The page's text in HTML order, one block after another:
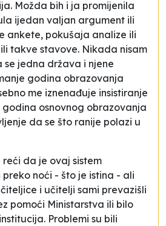
Možda bih i ja promijenila
ijedan valjan argument ili
ankete, pokušaja analize ili
takve stavove. Nikada nisam
jedna država i njene
godina obrazovanja
me iznenađuje insistiranje
godina osnovnog obrazovanja
da se što ranije polazi u
da je ovaj sistem
noći - što je istina - ali
i učitelji sami prevazišli
pomoći Ministarstva ili bilo
Problemi su bili